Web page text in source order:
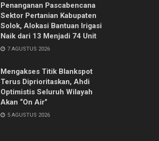
Penanganan Pascabencana
Sektor Pertanian Kabupaten
Solok, Alokasi Bantuan Irigasi
Naik dari 13 Menjadi 74 Unit
7 AGUSTUS 2026
Mengakses Titik Blankspot
Terus Diprioritaskan, Ahdi
Optimistis Seluruh Wilayah
Akan “On Air”
5 AGUSTUS 2026